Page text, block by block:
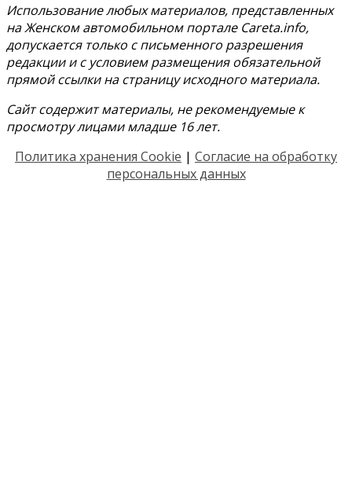
Использование любых материалов, представленных
на Женском автомобильном портале Careta.info,
допускается только с письменного разрешения
редакции и с условием размещения обязательной
прямой ссылки на страницу исходного материала.
Сайт содержит материалы, не рекомендуемые к
просмотру лицами младше 16 лет.
Политика хранения Cookie | Согласие на обработку
персональных данных